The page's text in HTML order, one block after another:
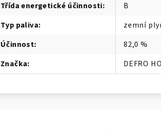
Třída energetické účinnosti:
B
Typ paliva:
zemní
Účinnost:
82,0 %
Značka: DEFRO